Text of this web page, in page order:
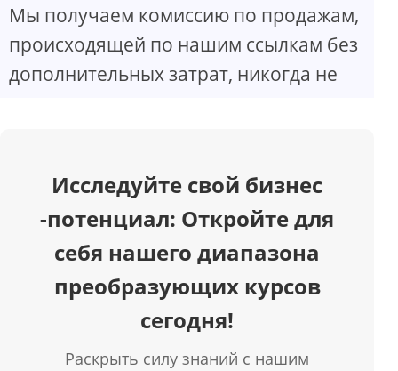
d
Мы получаем комиссию по продажам,
происходящей по нашим ссылкам без
дополнительных затрат, никогда не
Исследуйте свой бизнес
-потенциал: Откройте для
себя нашего диапазона
преобразующих курсов
сегодня!
Раскрыть силу знаний с нашим